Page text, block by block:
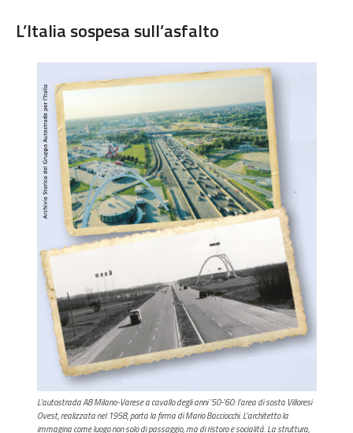
L’Italia sospesa sull’asfalto
L’autostrada A8 Milano-Varese a cavallo degli anni ’50-’60: l’area di sosta Villoresi
Ovest, realizzata nel 1958, porta la firma di Mario Bacciocchi. L’architetto la
immagina come luogo non solo di passaggio, ma di ristoro e socialità. La struttura,